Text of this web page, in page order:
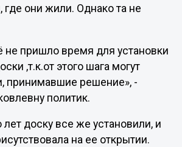
где они жили. Однако та не
не пришло время для установки
,т.к.от этого шага могут
принимавшие решение», -
политик.
доску все же установили, и
на ее открытии.